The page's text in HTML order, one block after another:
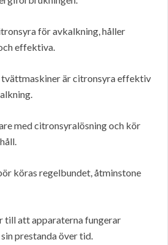
för avkalkning, håller
effektiva.
tvättmaskiner är citronsyra effektiv
med citronsyralösning och kör
köras regelbundet, åtminstone
till att apparaterna fungerar
prestanda över tid.